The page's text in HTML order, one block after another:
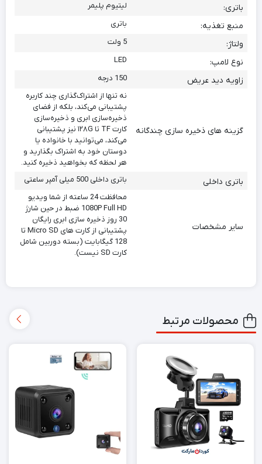
باتری: لیتیوم پلیمر
منبع تغذیه: باتری
ولتاژ: 5 ولت
نوع لامپ: LED
زاویه دید عریض 150 درجه
گزینه های ذخیره سازی چندگانه
نه تنها از اشتراک‌گذاری چند کاربره
پشتیبانی می‌کند، بلکه از فضای
ذخیره‌سازی ابری و ذخیره‌سازی
کارت TF تا ۱۲۸G نیز پشتیبانی
می‌کند، می‌توانید با خانواده یا
دوستان خود به اشتراک بگذارید و
هر لحظه که بخواهید ذخیره کنید.
باتری داخلی باتری داخلی 500 میلی آمپر ساعتی
سایر مشخصات
محافظت 24 ساعته از شما ویدیو
1080P Full HD ضبط در حین شارژ
30 روز ذخیره سازی ابری رایگان
پشتیبانی از کارت های Micro SD تا
128 گیگابایت (بسته دوربین شامل
کارت SD نیست).
محصولات مرتبط